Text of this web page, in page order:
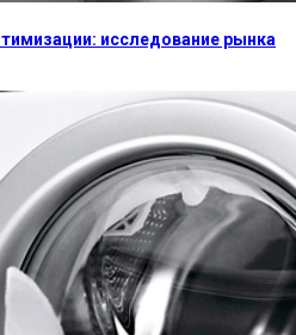
исследование рынка